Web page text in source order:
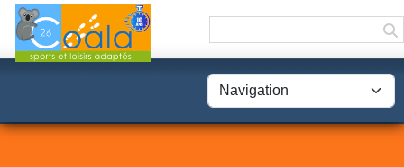
Panneau de gestion des cookies